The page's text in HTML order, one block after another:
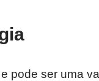
pode ser uma